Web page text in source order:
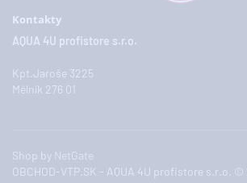
Kontakty
AQUA 4U profistore s.r.o.
Kpt.Jaroše 3225
Mělník 276 01
Shop by NetGate
OBCHOD-VTP.SK - AQUA 4U profistore s.r.o. ©